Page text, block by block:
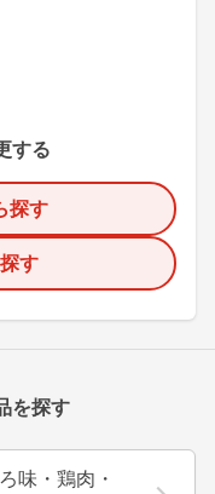
する
探す
す
を探す
味・鶏肉・